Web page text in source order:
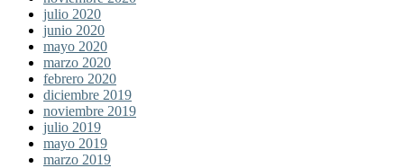
julio 2020
junio 2020
mayo 2020
marzo 2020
febrero 2020
diciembre 2019
noviembre 2019
julio 2019
mayo 2019
marzo 2019